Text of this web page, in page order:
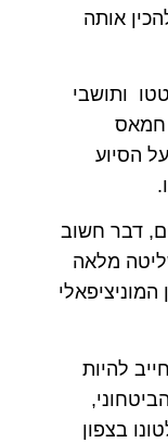
אותה
ותושבי
חמאס
הסיוע
דבר חשוב
מלאה
להיות
בצפון